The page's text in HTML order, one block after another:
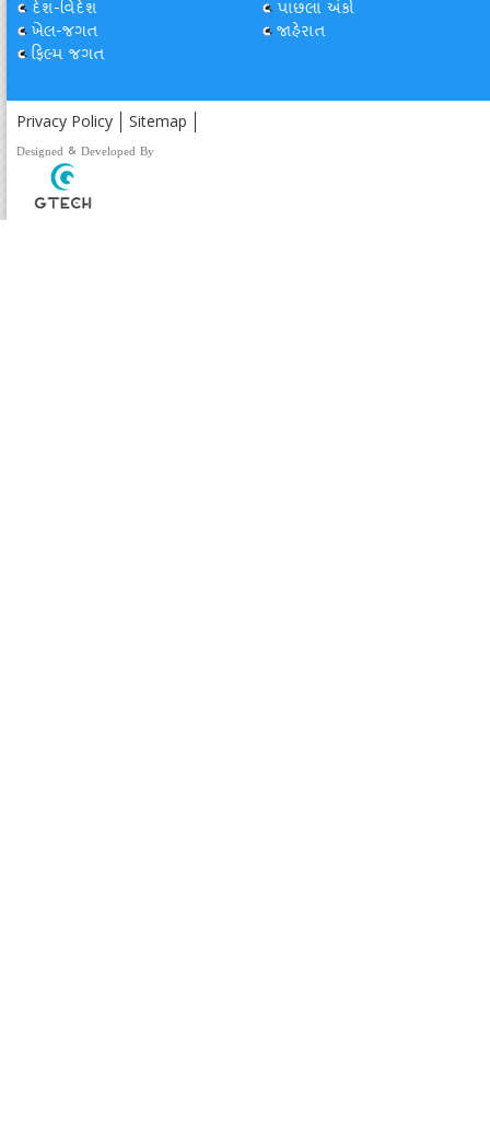
દેશ-વિદેશ
ખેલ-જગત
ફિલ્મ જગત
પાછલા અંકો
જાહેરાત
Privacy Policy Sitemap
Designed & Developed By